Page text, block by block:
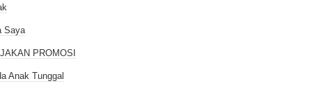
Saya
PROMOSI
Anak Tunggal